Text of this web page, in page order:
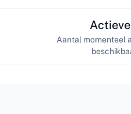
Aantal momenteel